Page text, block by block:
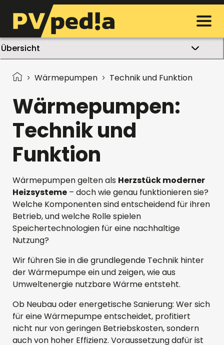
Wärmepumpen Technik und Funktion
Wärmepumpen:
Technik und
Funktion
Wärmepumpen gelten als Herzstück moderner
Heizsysteme – doch wie genau funktionieren sie?
Welche Komponenten sind entscheidend für ihren
Betrieb, und welche Rolle spielen
Speichertechnologien für eine nachhaltige
Nutzung?
Wir führen Sie in die grundlegende Technik hinter
der Wärmepumpe ein und zeigen, wie aus
Umweltenergie nutzbare Wärme entsteht.
Ob Neubau oder energetische Sanierung: Wer sich
für eine Wärmepumpe entscheidet, profitiert
nicht nur von geringen Betriebskosten, sondern
auch von hoher Effizienz. Voraussetzung dafür ist
Übersicht